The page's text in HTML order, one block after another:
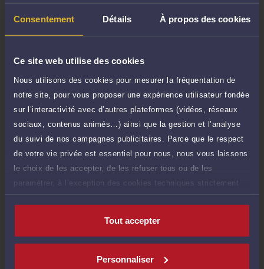
Consentement Détails À propos des cookies
Ce site web utilise des cookies
Nous utilisons des cookies pour mesurer la fréquentation de
notre site, pour vous proposer une expérience utilisateur fondée
sur l’interactivité avec d’autres plateformes (vidéos, réseaux
sociaux, contenus animés…) ainsi que la gestion et l’analyse
du suivi de nos campagnes publicitaires. Parce que le respect
de votre vie privée est essentiel pour nous, nous vous laissons
le choix de les accepter, de les refuser tous ou de les
paramétrer, à l’exception des cookies techniques strictement
nécessaires au fonctionnement du site.
Tout accepter
Personnaliser
d'ajout d'une pièce jointe
Consulter par écrit
Payer des honoraires ou une facture
Vous souhaitez payer une facture ou des
honoraires à l’avocat par Carte Bancaire.
Payer
Compétences